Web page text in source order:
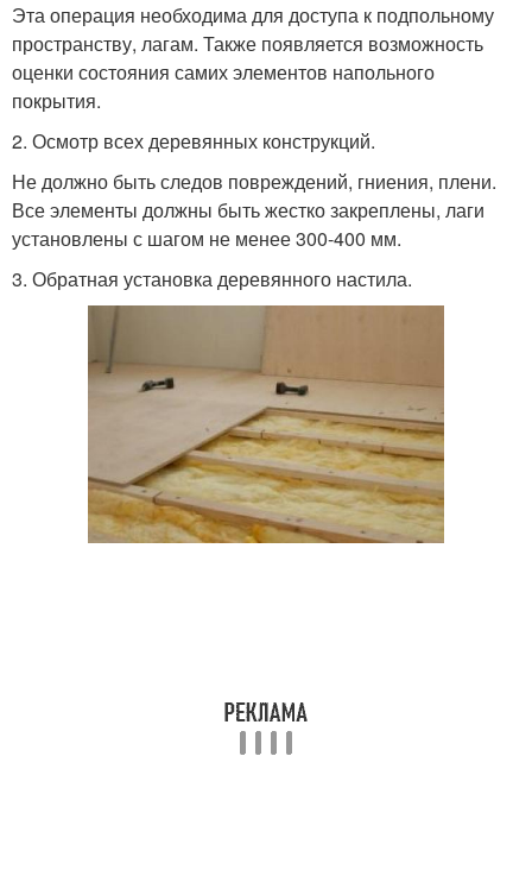
Эта операция необходима для доступа к подпольному
пространству, лагам. Также появляется возможность
оценки состояния самих элементов напольного
покрытия.
2. Осмотр всех деревянных конструкций.
Не должно быть следов повреждений, гниения, плени.
Все элементы должны быть жестко закреплены, лаги
установлены с шагом не менее 300-400 мм.
3. Обратная установка деревянного настила.